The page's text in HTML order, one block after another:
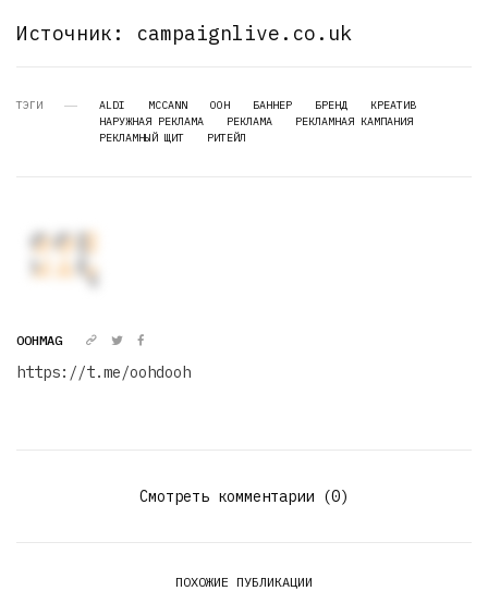
Источник: campaignlive.co.uk
ТЭГИ ALDI MCCANN OOH БАННЕР БРЕНД
КРЕАТИВ
НАРУЖНАЯ РЕКЛАМА
РЕКЛАМА
РЕКЛАМНАЯ КАМПАНИЯ
РЕКЛАМНЫЙ ЩИТ
РИТЕЙЛ
OOHMAG
https://t.me/oohdooh
Смотреть комментарии (0)
ПОХОЖИЕ ПУБЛИКАЦИИ